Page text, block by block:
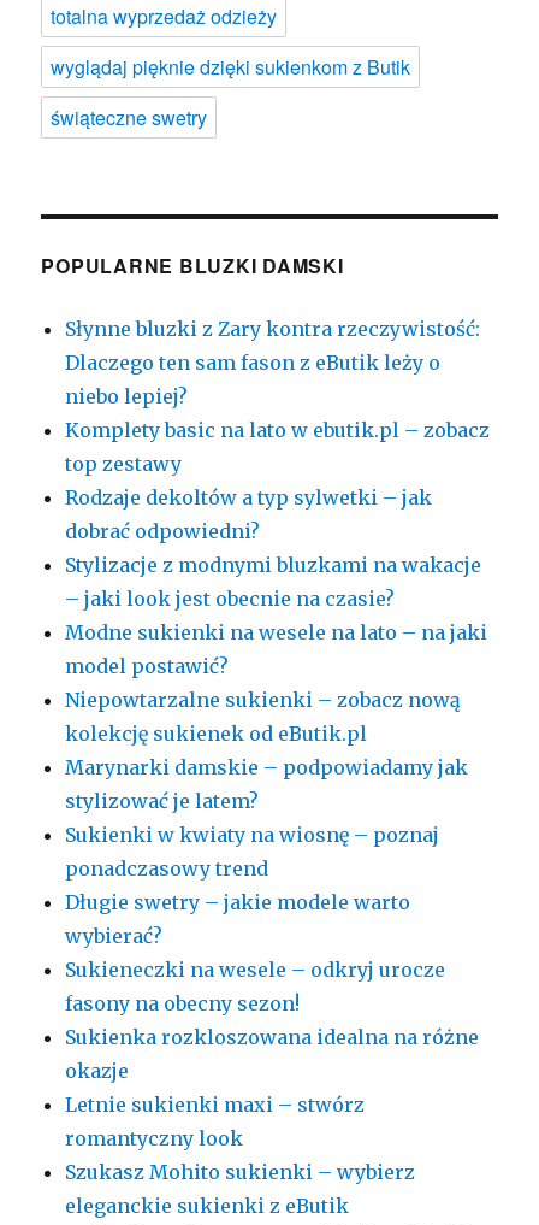
totalna wyprzedaż odzieży
wyglądaj pięknie dzięki sukienkom z Butik
świąteczne swetry
POPULARNE BLUZKI DAMSKI
Słynne bluzki z Zary kontra rzeczywistość:
Dlaczego ten sam fason z eButik leży o
niebo lepiej?
Komplety basic na lato w ebutik.pl – zobacz
top zestawy
Rodzaje dekoltów a typ sylwetki – jak
dobrać odpowiedni?
Stylizacje z modnymi bluzkami na wakacje
– jaki look jest obecnie na czasie?
Modne sukienki na wesele na lato – na jaki
model postawić?
Niepowtarzalne sukienki – zobacz nową
kolekcję sukienek od eButik.pl
Marynarki damskie – podpowiadamy jak
stylizować je latem?
Sukienki w kwiaty na wiosnę – poznaj
ponadczasowy trend
Długie swetry – jakie modele warto
wybierać?
Sukieneczki na wesele – odkryj urocze
fasony na obecny sezon!
Sukienka rozkloszowana idealna na różne
okazje
Letnie sukienki maxi – stwórz
romantyczny look
Szukasz Mohito sukienki – wybierz
eleganckie sukienki z eButik